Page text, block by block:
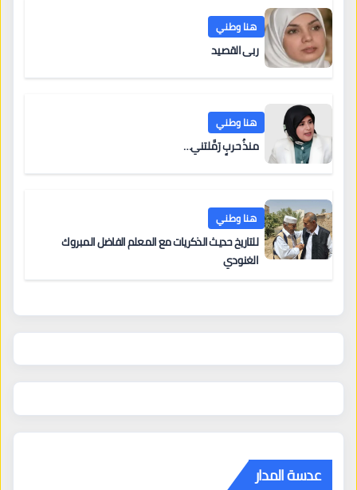
هنا وطني
ربى القصيد
هنا وطني
منذُ حربٍ رَمَّلتني…
هنا وطني
للتاريخ حديث الذكريات مع المعلم الفاضل المبروك
الغنودي
عدسة المدار